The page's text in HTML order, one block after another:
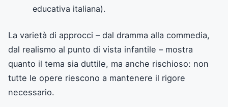
educativa italiana).
La varietà di approcci – dal dramma alla commedia,
dal realismo al punto di vista infantile – mostra
quanto il tema sia duttile, ma anche rischioso: non
tutte le opere riescono a mantenere il rigore
necessario.